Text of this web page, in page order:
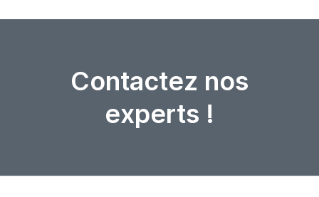
Contactez nos
experts !